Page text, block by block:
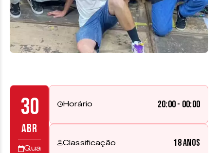
30
ABR
Qua
Horário 20:00 - 00:00
Classificação 18 anos